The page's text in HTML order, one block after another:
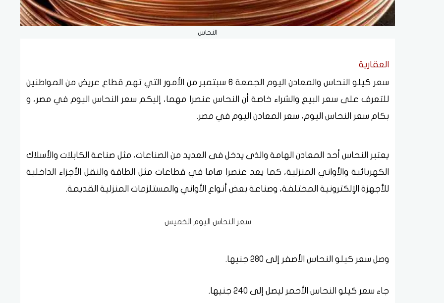
النحاس
العقارية
سعر كيلو النحاس والمعادن اليوم الجمعة 6 سبتمبر من الأمور التي تهم قطاع عريض من المواطنين
للتعرف على سعر البيع والشراء خاصة أن النحاس عنصرا مهما، إليكم سعر النحاس اليوم في مصر، و
بكام سعر النحاس اليوم، سعر المعادن اليوم في مصر.
يعتبر النحاس أحد المعادن الهامة والذى يدخل فى العديد من الصناعات، مثل صناعة الكابلات والأسلاك
الكهربائية والأواني المنزلية، كما يعد عنصرا هاما في قطاعات مثل الطاقة والنقل الأجزاء الداخلية
للأجهزة الإلكترونية المختلفة، وصناعة بعض أنواع الأواني والمستلزمات المنزلية القديمة.
سعر النحاس اليوم الخميس
وصل سعر كيلو النحاس الأصفر إلى 280 جنيها.
جاء سعر كيلو النحاس الأحمر ليصل إلى 240 جنيها.